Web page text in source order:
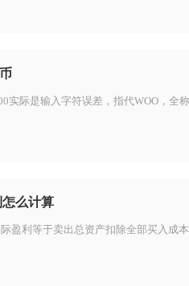
么计算